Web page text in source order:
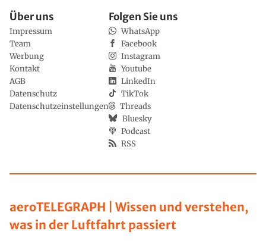
aeroTELEGRAPH | Wissen und verstehen,
was in der Luftfahrt passiert
Über uns
Impressum
Team
Werbung
Kontakt
AGB
Datenschutz
Datenschutzeinstellungen
Folgen Sie uns
WhatsApp
Facebook
Instagram
Youtube
LinkedIn
TikTok
Threads
Bluesky
Podcast
RSS